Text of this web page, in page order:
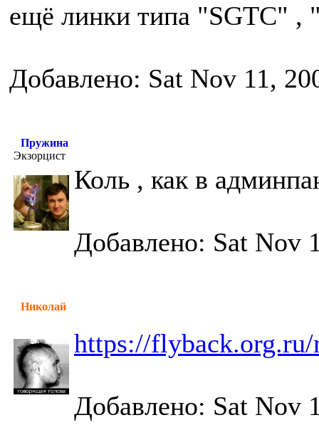
ещё линки типа "SGTC" ,
Добавлено: Sat Nov 11,
Пружина
Экзорцист
Коль , как в
Добавлено: Sat Nov
Николай
https://flyback.org.ru/
Добавлено: Sat Nov